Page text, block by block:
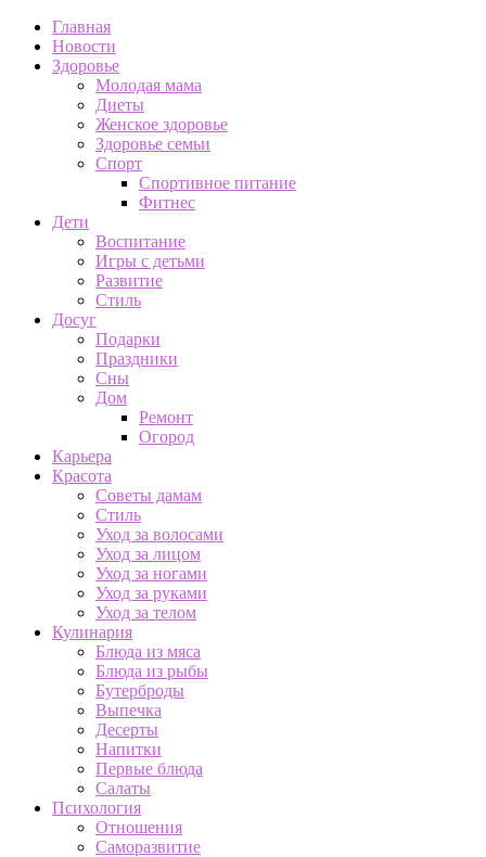
Главная
Новости
Здоровье
Молодая мама
Диеты
Женское здоровье
Здоровье семьи
Спорт
Спортивное питание
Фитнес
Дети
Воспитание
Игры с детьми
Развитие
Стиль
Досуг
Подарки
Праздники
Сны
Дом
Ремонт
Огород
Карьера
Красота
Советы дамам
Стиль
Уход за волосами
Уход за лицом
Уход за ногами
Уход за руками
Уход за телом
Кулинария
Блюда из мяса
Блюда из рыбы
Бутерброды
Выпечка
Десерты
Напитки
Первые блюда
Салаты
Психология
Отношения
Саморазвитие